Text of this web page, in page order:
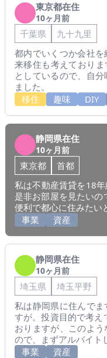
東京都在住
10ヶ月前
千葉県
九十九里
都内でいくつか会社
来移住も考えており
としているので、自
ました。
移住
趣味 DIY
静岡県在住
10ヶ月前
東京都
首都
私は不動産賃貸を18
是非お部屋を見たい
便利で都心に住みたい
事業
資産
静岡県在住
10ヶ月前
埼玉県
埼玉平野
私は静岡県に住んで
すが。投資目的で考え
おりますが、このよ
ので、まずアルバイト
事業
資産